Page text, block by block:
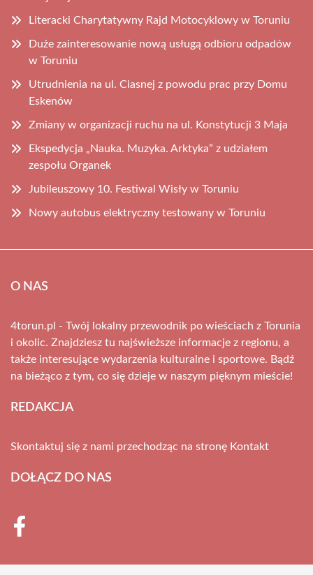
Literacki Charytatywny Rajd Motocyklowy w Toruniu
Duże zainteresowanie nową usługą odbioru odpadów
w Toruniu
Utrudnienia na ul. Ciasnej z powodu prac przy Domu
Eskenów
Zmiany w organizacji ruchu na ul. Konstytucji 3 Maja
Ekspedycja „Nauka. Muzyka. Arktyka” z udziałem
zespołu Organek
Jubileuszowy 10. Festiwal Wisły w Toruniu
Nowy autobus elektryczny testowany w Toruniu
O NAS
4torun.pl - Twój lokalny przewodnik po wieściach z Torunia
i okolic. Znajdziesz tu najświeższe informacje z regionu, a
także interesujące wydarzenia kulturalne i sportowe. Bądź
na bieżąco z tym, co się dzieje w naszym pięknym mieście!
REDAKCJA
Skontaktuj się z nami przechodząc na stronę Kontakt
DOŁĄCZ DO NAS